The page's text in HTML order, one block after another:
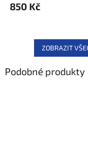
850 Kč
ZOBRAZIT
Podobné produkty